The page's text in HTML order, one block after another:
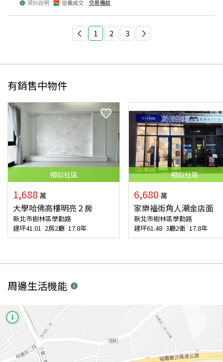
資料說明 信義成交 交易備註
1 2 3
有銷售中物件
相似社區
1,688 萬
大學哈佛高樓明亮２房
新北市樹林區學勤路
建坪41.01 2房2廳 17.8年
相似社區
6,680 萬
家樂福街角人潮金店面
新北市樹林區學勤路
建坪61.48 3廳2衛 17.8年
周邊生活機能